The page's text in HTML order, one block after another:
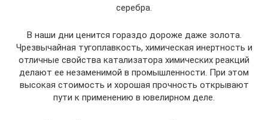
серебра.
В наши дни ценится гораздо дороже даже золота.
Чрезвычайная тугоплавкость, химическая инертность и
отличные свойства катализатора химических реакций
делают ее незаменимой в промышленности. При этом
высокая стоимость и хорошая прочность открывают
пути к применению в ювелирном деле.